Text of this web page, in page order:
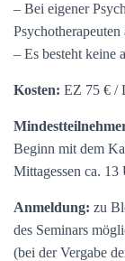
– Bei eigener
Psychotherapeuten
– Es besteht keine
Kosten: EZ 75 € /
Beginn mit dem
Mittagessen ca. 13
Anmeldung: zu
des Seminars
(bei der Vergabe